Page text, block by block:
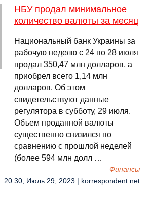
НБУ продал минимальное
количество валюты за месяц
Национальный банк Украины за
рабочую неделю с 24 по 28 июля
продал 350,47 млн долларов, а
приобрел всего 1,14 млн
долларов. Об этом
свидетельствуют данные
регулятора в субботу, 29 июля.
Объем проданной валюты
существенно снизился по
сравнению с прошлой неделей
(более 594 млн долл …
Финансы
20:30, Июль 29, 2023 | korrespondent.net